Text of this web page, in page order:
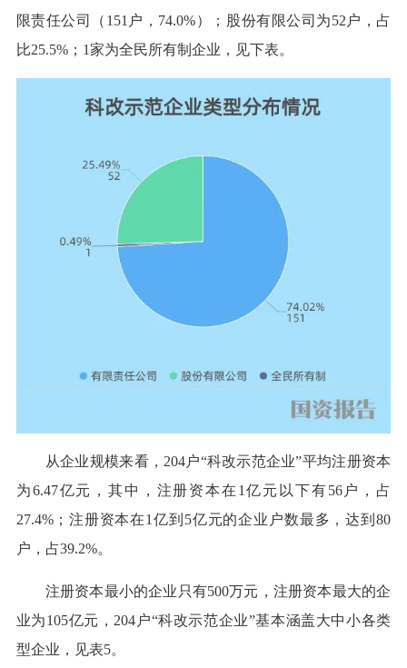
限责任公司（151户，74.0%）；股份有限公司为52户，占
比25.5%；1家为全民所有制企业，见下表。
从企业规模来看，204户“科改示范企业”平均注册资本
为6.47亿元，其中，注册资本在1亿元以下有56户，占
27.4%；注册资本在1亿到5亿元的企业户数最多，达到80
户，占39.2%。
注册资本最小的企业只有500万元，注册资本最大的企
业为105亿元，204户“科改示范企业”基本涵盖大中小各类
型企业，见表5。